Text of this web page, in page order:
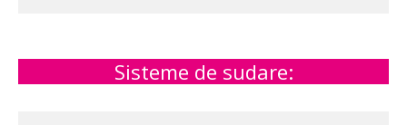
Sisteme de sudare: